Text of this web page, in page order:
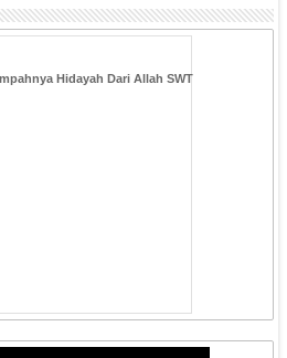
Hidayah Dari Allah SWT